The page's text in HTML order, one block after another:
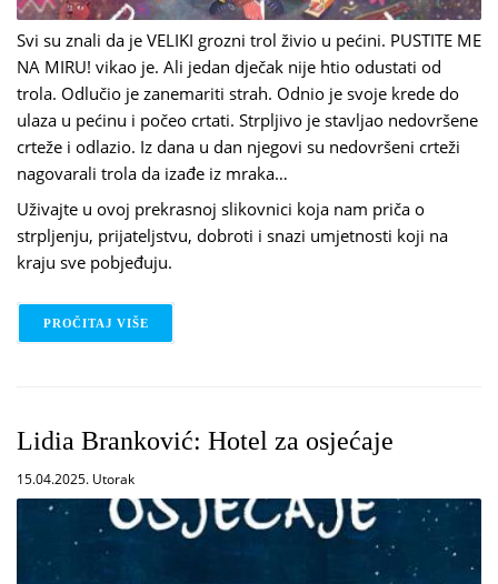
Svi su znali da je VELIKI grozni trol živio u pećini. PUSTITE ME
NA MIRU! vikao je. Ali jedan dječak nije htio odustati od
trola. Odlučio je zanemariti strah. Odnio je svoje krede do
ulaza u pećinu i počeo crtati. Strpljivo je stavljao nedovršene
crteže i odlazio. Iz dana u dan njegovi su nedovršeni crteži
nagovarali trola da izađe iz mraka…
Uživajte u ovoj prekrasnoj slikovnici koja nam priča o
strpljenju, prijateljstvu, dobroti i snazi umjetnosti koji na
kraju sve pobjeđuju.
PROČITAJ VIŠE
Lidia Branković: Hotel za osjećaje
15.04.2025. Utorak